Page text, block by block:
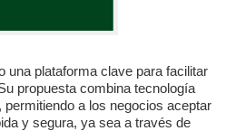
propuesta combina tecnología
a los negocios aceptar
y segura, ya sea a través de